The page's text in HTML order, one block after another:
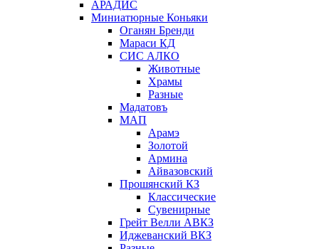
АРАДИС
Миниатюрные Коньяки
Оганян Бренди
Мараси КД
СИС АЛКО
Животные
Храмы
Разные
Мадатовъ
МАП
Арамэ
Золотой
Армина
Айвазовский
Прошянский КЗ
Классические
Сувенирные
Грейт Велли АВКЗ
Иджеванский ВКЗ